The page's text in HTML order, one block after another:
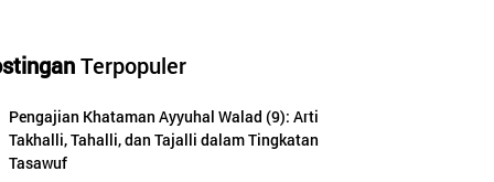
Terpopuler
Pengajian Khataman Ayyuhal Walad (9): Arti
Takhalli, Tahalli, dan Tajalli dalam Tingkatan
Tasawuf